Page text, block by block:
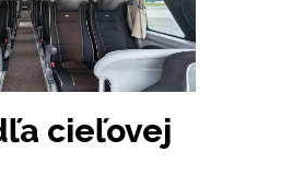
cieľovej